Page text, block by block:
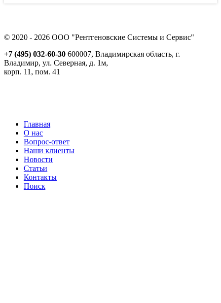
© 2020 - 2026 ООО "Рентгеновские Системы и Сервис"
+7 (495) 032-60-30 600007, Владимирская область, г.
Владимир, ул. Северная, д. 1м,
корп. 11, пом. 41
Главная
О нас
Вопрос-ответ
Наши клиенты
Новости
Статьи
Контакты
Поиск